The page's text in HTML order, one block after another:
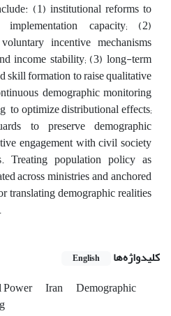
(1) institutional reforms to
implementation capacity; (2)
incentive mechanisms
income stability; (3) long-term
skill formation to raise qualitative
demographic monitoring
to optimize distributional effects;
to preserve demographic
engagement with civil society
Treating population policy as
across ministries and anchored
translating demographic realities
کلیدواژه‌ها English
Iran
Demographic